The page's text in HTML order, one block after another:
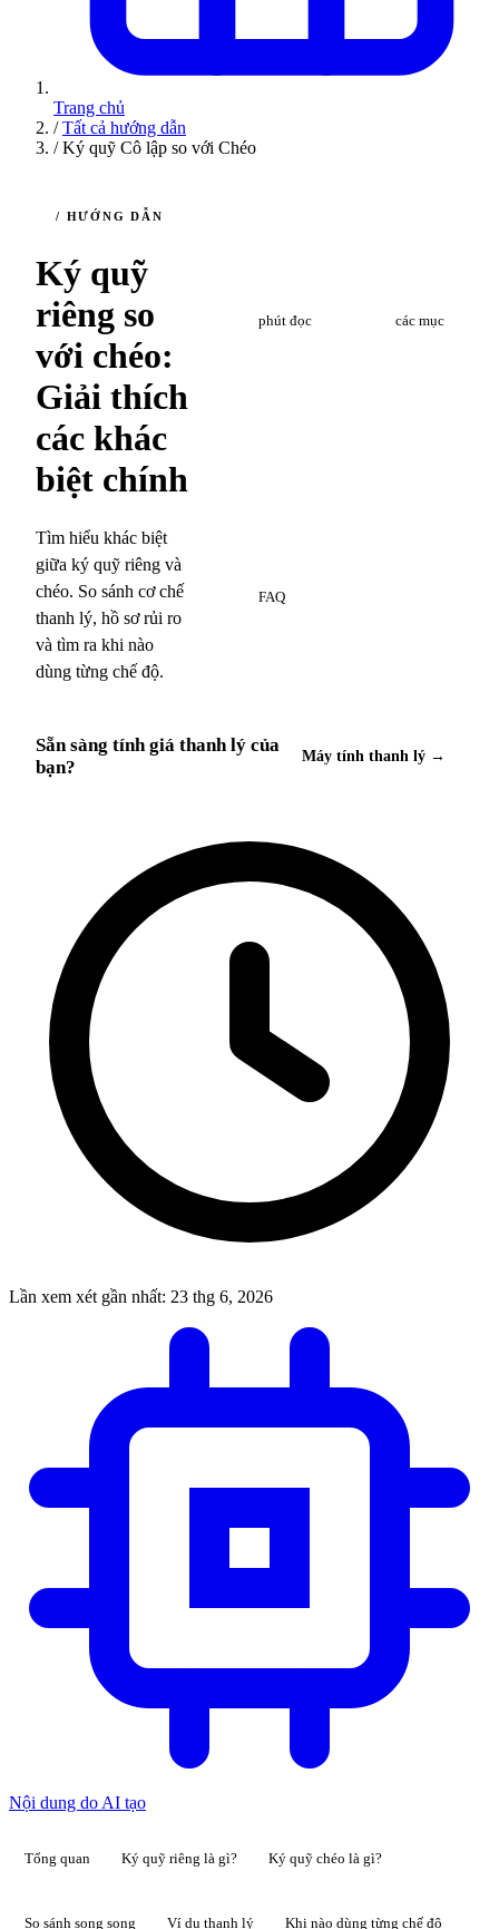
Trang chủ
/ Tất cả hướng dẫn
/ Ký quỹ Cô lập so với Chéo
/ HƯỚNG DẪN
Ký quỹ
riêng so
với chéo:
Giải thích
các khác
biệt chính
Tìm hiểu khác biệt
giữa ký quỹ riêng và
chéo. So sánh cơ chế
thanh lý, hồ sơ rủi ro
và tìm ra khi nào
dùng từng chế độ.
phút đọc các mục
FAQ
Sẵn sàng tính giá thanh lý của
bạn?
Máy tính thanh lý →
Lần xem xét gần nhất: 23 thg 6, 2026
Nội dung do AI tạo
Tổng quan Ký quỹ riêng là gì? Ký quỹ chéo là gì?
So sánh song song Ví dụ thanh lý Khi nào dùng từng chế độ